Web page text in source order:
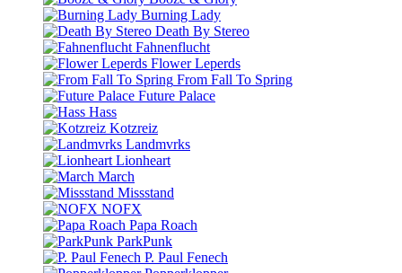
Burning Lady
Death By Stereo
Fahnenflucht
Flower Leperds
From Fall To Spring
Future Palace
Hass
Kotzreiz
Landmvrks
Lionheart
March
Missstand
NOFX
Papa Roach
ParkPunk
P. Paul Fenech